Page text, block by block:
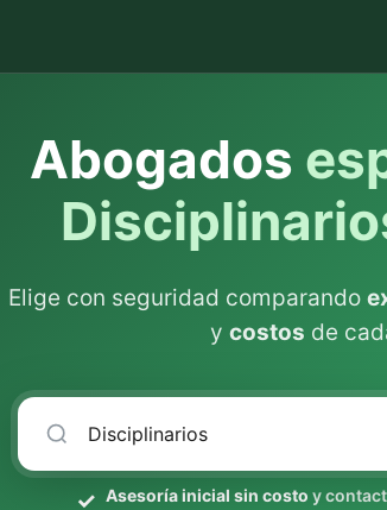
Abogados
Elige con seguridad comparando
y costos de
Asesoría inicial sin costo y